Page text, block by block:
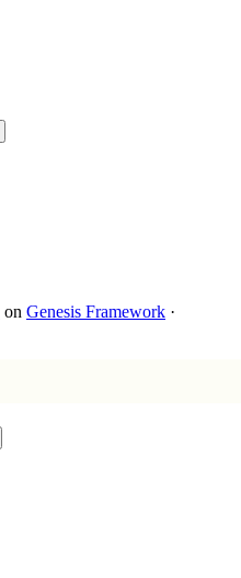
on Genesis Framework ·